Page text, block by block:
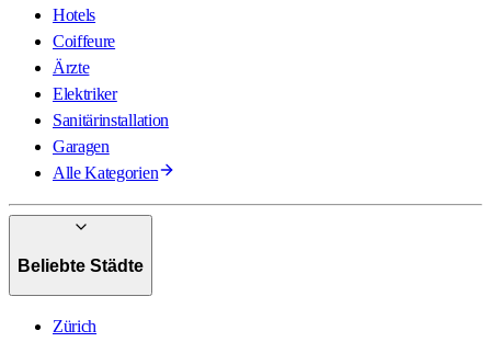
Hotels
Coiffeure
Ärzte
Elektriker
Sanitärinstallation
Garagen
Alle Kategorien
Beliebte Städte
Zürich